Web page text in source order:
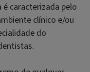
caracterizada pelo
clínico e/ou
do